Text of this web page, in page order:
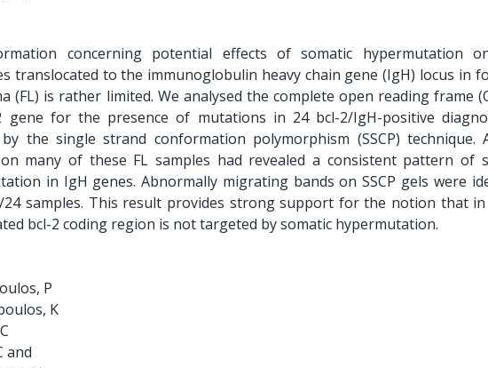
concerning potential effects of somatic hypermutation
translocated to the immunoglobulin heavy chain gene (IgH) locus in
(FL) is rather limited. We analysed the complete open reading frame
gene for the presence of mutations in 24 bcl-2/IgH-positive
by the single strand conformation polymorphism (SSCP) technique.
many of these FL samples had revealed a consistent pattern of
in IgH genes. Abnormally migrating bands on SSCP gels were
samples. This result provides strong support for the notion that in
bcl-2 coding region is not targeted by somatic hypermutation.
P
K
and